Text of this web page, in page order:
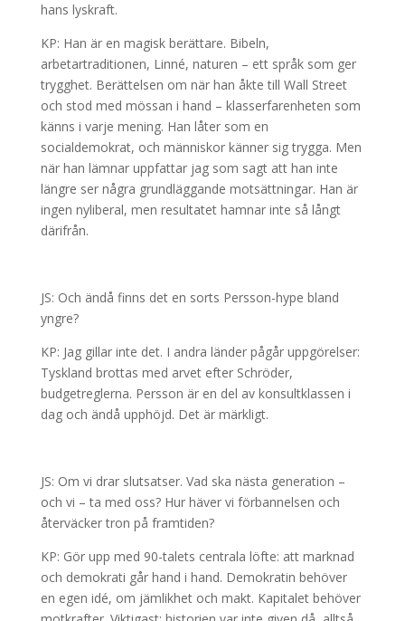
hans lyskraft.
KP: Han är en magisk berättare. Bibeln,
arbetartraditionen, Linné, naturen – ett språk som ger
trygghet. Berättelsen om när han åkte till Wall Street
och stod med mössan i hand – klasserfarenheten som
känns i varje mening. Han låter som en
socialdemokrat, och människor känner sig trygga. Men
när han lämnar uppfattar jag som sagt att han inte
längre ser några grundläggande motsättningar. Han är
ingen nyliberal, men resultatet hamnar inte så långt
därifrån.
JS: Och ändå finns det en sorts Persson-hype bland
yngre?
KP: Jag gillar inte det. I andra länder pågår uppgörelser:
Tyskland brottas med arvet efter Schröder,
budgetreglerna. Persson är en del av konsultklassen i
dag och ändå upphöjd. Det är märkligt.
JS: Om vi drar slutsatser. Vad ska nästa generation –
och vi – ta med oss? Hur häver vi förbannelsen och
återväcker tron på framtiden?
KP: Gör upp med 90-talets centrala löfte: att marknad
och demokrati går hand i hand. Demokratin behöver
en egen idé, om jämlikhet och makt. Kapitalet behöver